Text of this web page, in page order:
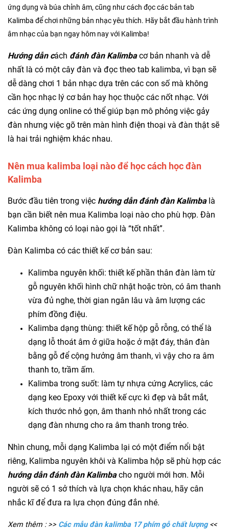
ứng dụng và búa chỉnh âm, cũng như cách đọc các bản tab
Kalimba để chơi những bản nhạc yêu thích. Hãy bắt đầu hành trình
âm nhạc của bạn ngay hôm nay với Kalimba!
Hướng dẫn cách đánh đàn Kalimbacơ bản nhanh và dễ
nhất là có một cây đàn và đọc theo tab kalimba, vì bạn sẽ
dễ dàng chơi 1 bản nhạc dựa trên các con số mà không
cần học nhạc lý cơ bản hay học thuộc các nốt nhạc. Với
các ứng dụng online có thể giúp bạn mô phỏng việc gảy
đàn nhưng việc gõ trên màn hình điện thoại và đàn thật sẽ
là hai trải nghiệm khác nhau.
Nên mua kalimba loại nào để học cách học đàn
Kalimba
Bước đầu tiên trong việc hướng dẫn đánhđàn Kalimbalà
bạn cần biết nên mua Kalimba loại nào cho phù hợp. Đàn
Kalimba không có loại nào gọi là “tốt nhất”.
Đàn Kalimba có các thiết kế cơ bản sau:
Kalimba nguyên khối: thiết kế phần thân đàn làm từ
gỗ nguyên khối hình chữ nhật hoặc tròn, có âm thanh
vừa đủ nghe, thời gian ngân lâu và âm lượng các
phím đồng điệu.
Kalimba dạng thùng: thiết kế hộp gỗ rỗng, có thể là
dạng lỗ thoát âm ở giữa hoặc ở mặt đáy, thân đàn
bằng gỗ để cộng hưởng âm thanh, vì vậy cho ra âm
thanh to, trầm ấm.
Kalimba trong suốt: làm tự nhựa cứng Acrylics, các
dạng keo Epoxy với thiết kế cực kì đẹp và bắt mắt,
kích thước nhỏ gọn, âm thanh nhỏ nhất trong các
dạng đàn nhưng cho ra âm thanh trong trẻo.
Nhìn chung, mỗi dạng Kalimba lại có một điểm nổi bật
riêng, Kalimba nguyên khôi và Kalimba hộp sẽ phù hợp các
hướng dẫnđánhđàn Kalimbacho người mới hơn. Mỗi
người sẽ có 1 sở thích và lựa chọn khác nhau, hãy cân
nhắc kĩ để đưa ra lựa chọn đúng đắn nhé.
Xem thêm : >> Các mẫu đàn kalimba 17 phím gỗ chất lượng<<